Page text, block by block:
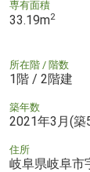
専有面積
33.19m2
所在階 / 階数
1階 / 2階建
築年数
2021年3月(築
住所
岐阜県岐阜